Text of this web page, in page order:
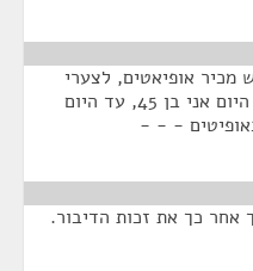
מכיר אופיאטים, לצערי
הרב, במשפחה איפה שגדלתי, עד היום אני בן 45, עד היום
אחר כך את זכות הדיבור.